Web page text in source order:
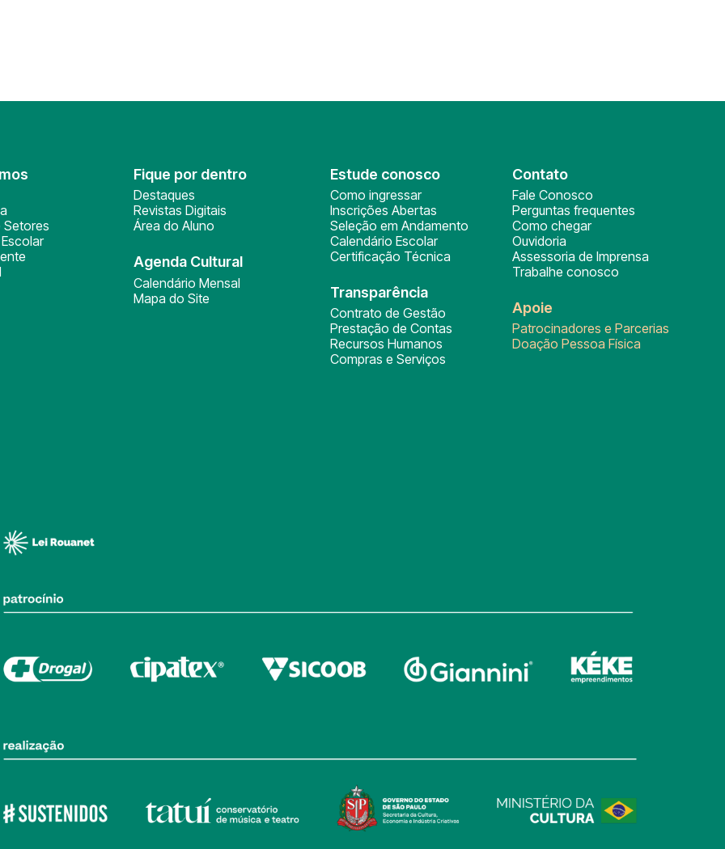
Setores
Fique por dentro
Destaques
Revistas Digitais
Área do Aluno
Agenda Cultural
Calendário Mensal
Mapa do Site
Estude conosco
Como ingressar
Inscrições Abertas
Seleção em Andamento
Calendário Escolar
Certificação Técnica
Transparência
Contrato de Gestão
Prestação de Contas
Recursos Humanos
Compras e Serviços
Contato
Fale Conosco
Perguntas frequentes
Como chegar
Ouvidoria
Assessoria de Imprensa
Trabalhe conosco
Apoie
Patrocinadores e Parcerias
Doação Pessoa Física